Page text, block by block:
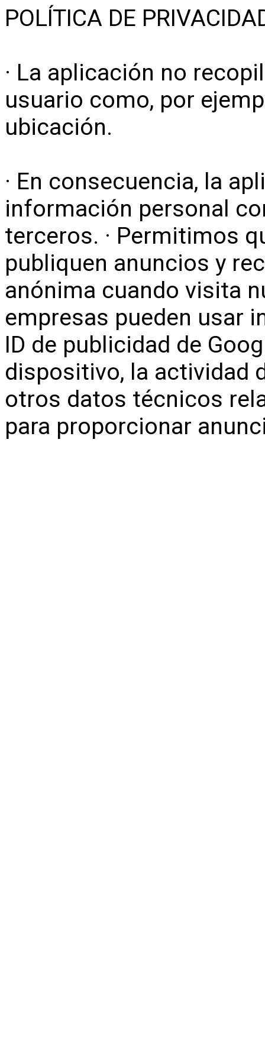
POLÍTICA DE
· La aplicación no
usuario como, por
ubicación.
· En consecuencia, la
información personal
terceros. · Permitimos
publiquen anuncios y
anónima cuando visita
empresas pueden usar
ID de publicidad de
dispositivo, la actividad
otros datos técnicos
para proporcionar